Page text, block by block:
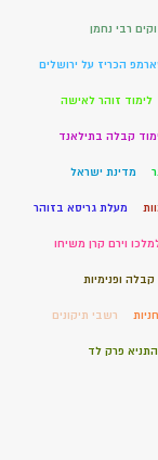
רבי נחמן
הכריז על ירושלים
לימוד זוהר לאישה
קבלה בתילאנד
מדינת ישראל
מעלת גריסא בזוהר
וירם קרן משיחו
קבלה ופנימיות
רשבי תיקונים
פרק לד